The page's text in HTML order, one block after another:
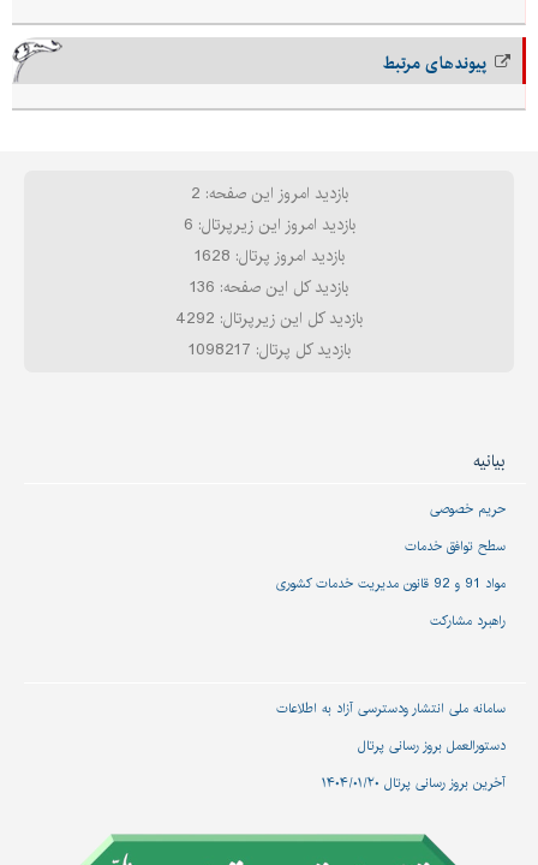
پیوندهای مرتبط
بازدید امروز این صفحه: 2
بازدید امروز این زیرپرتال: 6
بازدید امروز پرتال: 1628
بازدید کل این صفحه: 136
بازدید کل این زیرپرتال: 4292
بازدید کل پرتال: 1098217
بیانیه
حریم خصوصی
سطح توافق خدمات
مواد 91 و 92 قانون مدیریت خدمات کشوری
راهبرد مشارکت
سامانه ملی انتشار و‌دسترسی آزاد به اطلاعات
دستورالعمل بروز رسانی پرتال
آخرین بروز رسانی پرتال ۱۴۰۴/۰۱/۲۰